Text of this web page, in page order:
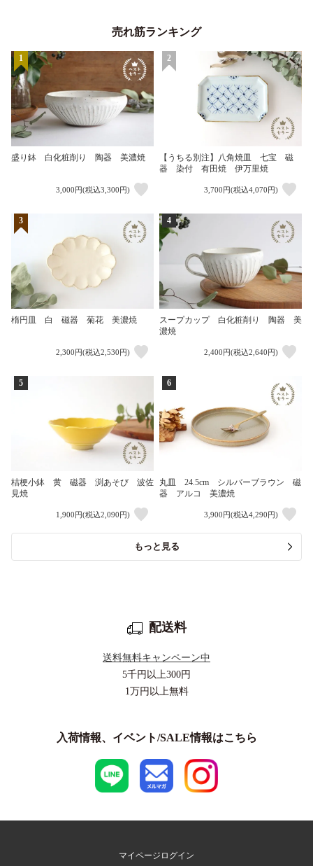
売れ筋ランキング
1
盛り鉢 白化粧削り 陶器 美濃焼
3,000円(税込3,300円)
2
【うちる別注】八角焼皿 七宝 磁
器 染付 有田焼 伊万里焼
3,700円(税込4,070円)
3
楕円皿 白 磁器 菊花 美濃焼
2,300円(税込2,530円)
4
スープカップ 白化粧削り 陶器 美
濃焼
2,400円(税込2,640円)
5
桔梗小鉢 黄 磁器 渕あそび 波佐
見焼
1,900円(税込2,090円)
6
丸皿 24.5cm シルバーブラウン 磁
器 アルコ 美濃焼
3,900円(税込4,290円)
もっと見る
配送料
送料無料キャンペーン中
5千円以上300円
1万円以上無料
入荷情報、イベント/SALE情報はこちら
マイページログイン